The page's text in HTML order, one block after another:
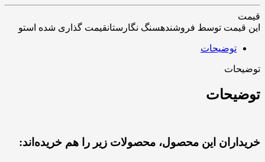
قیمت
این قیمت توسط فروشندهسنگ نگارستانقیمت گذاری شده استو
توضیحات
توضیحات
توضیحات
خریداران این محصول، محصولات زیر را هم خریده‌اند: